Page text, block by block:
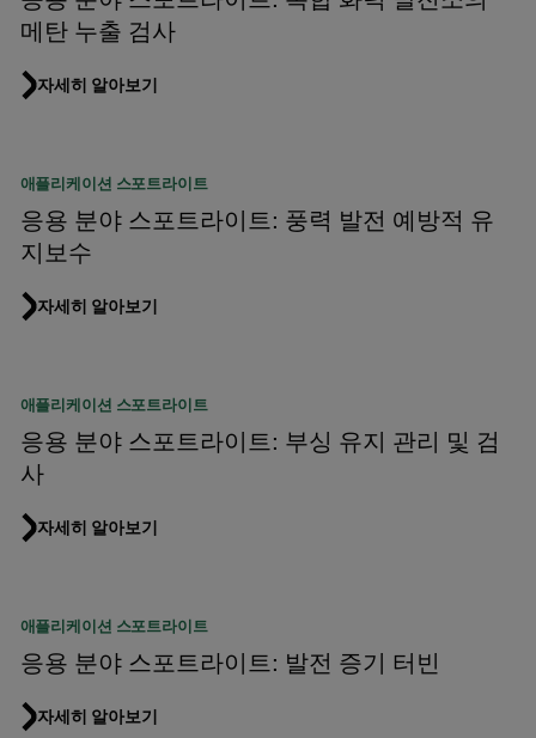
메탄 누출 검사
자세히 알아보기
애플리케이션 스포트라이트
응용 분야 스포트라이트: 풍력 발전 예방적 유
지보수
자세히 알아보기
애플리케이션 스포트라이트
응용 분야 스포트라이트: 부싱 유지 관리 및 검
사
자세히 알아보기
애플리케이션 스포트라이트
응용 분야 스포트라이트: 발전 증기 터빈
자세히 알아보기